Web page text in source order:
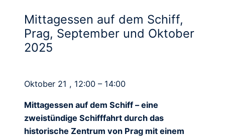
Mittagessen auf dem Schiff,
Prag, September und Oktober
2025
Oktober 21 , 12:00 – 14:00
Mittagessen auf dem Schiff – eine
zweistündige Schifffahrt durch das
historische Zentrum von Prag mit einem